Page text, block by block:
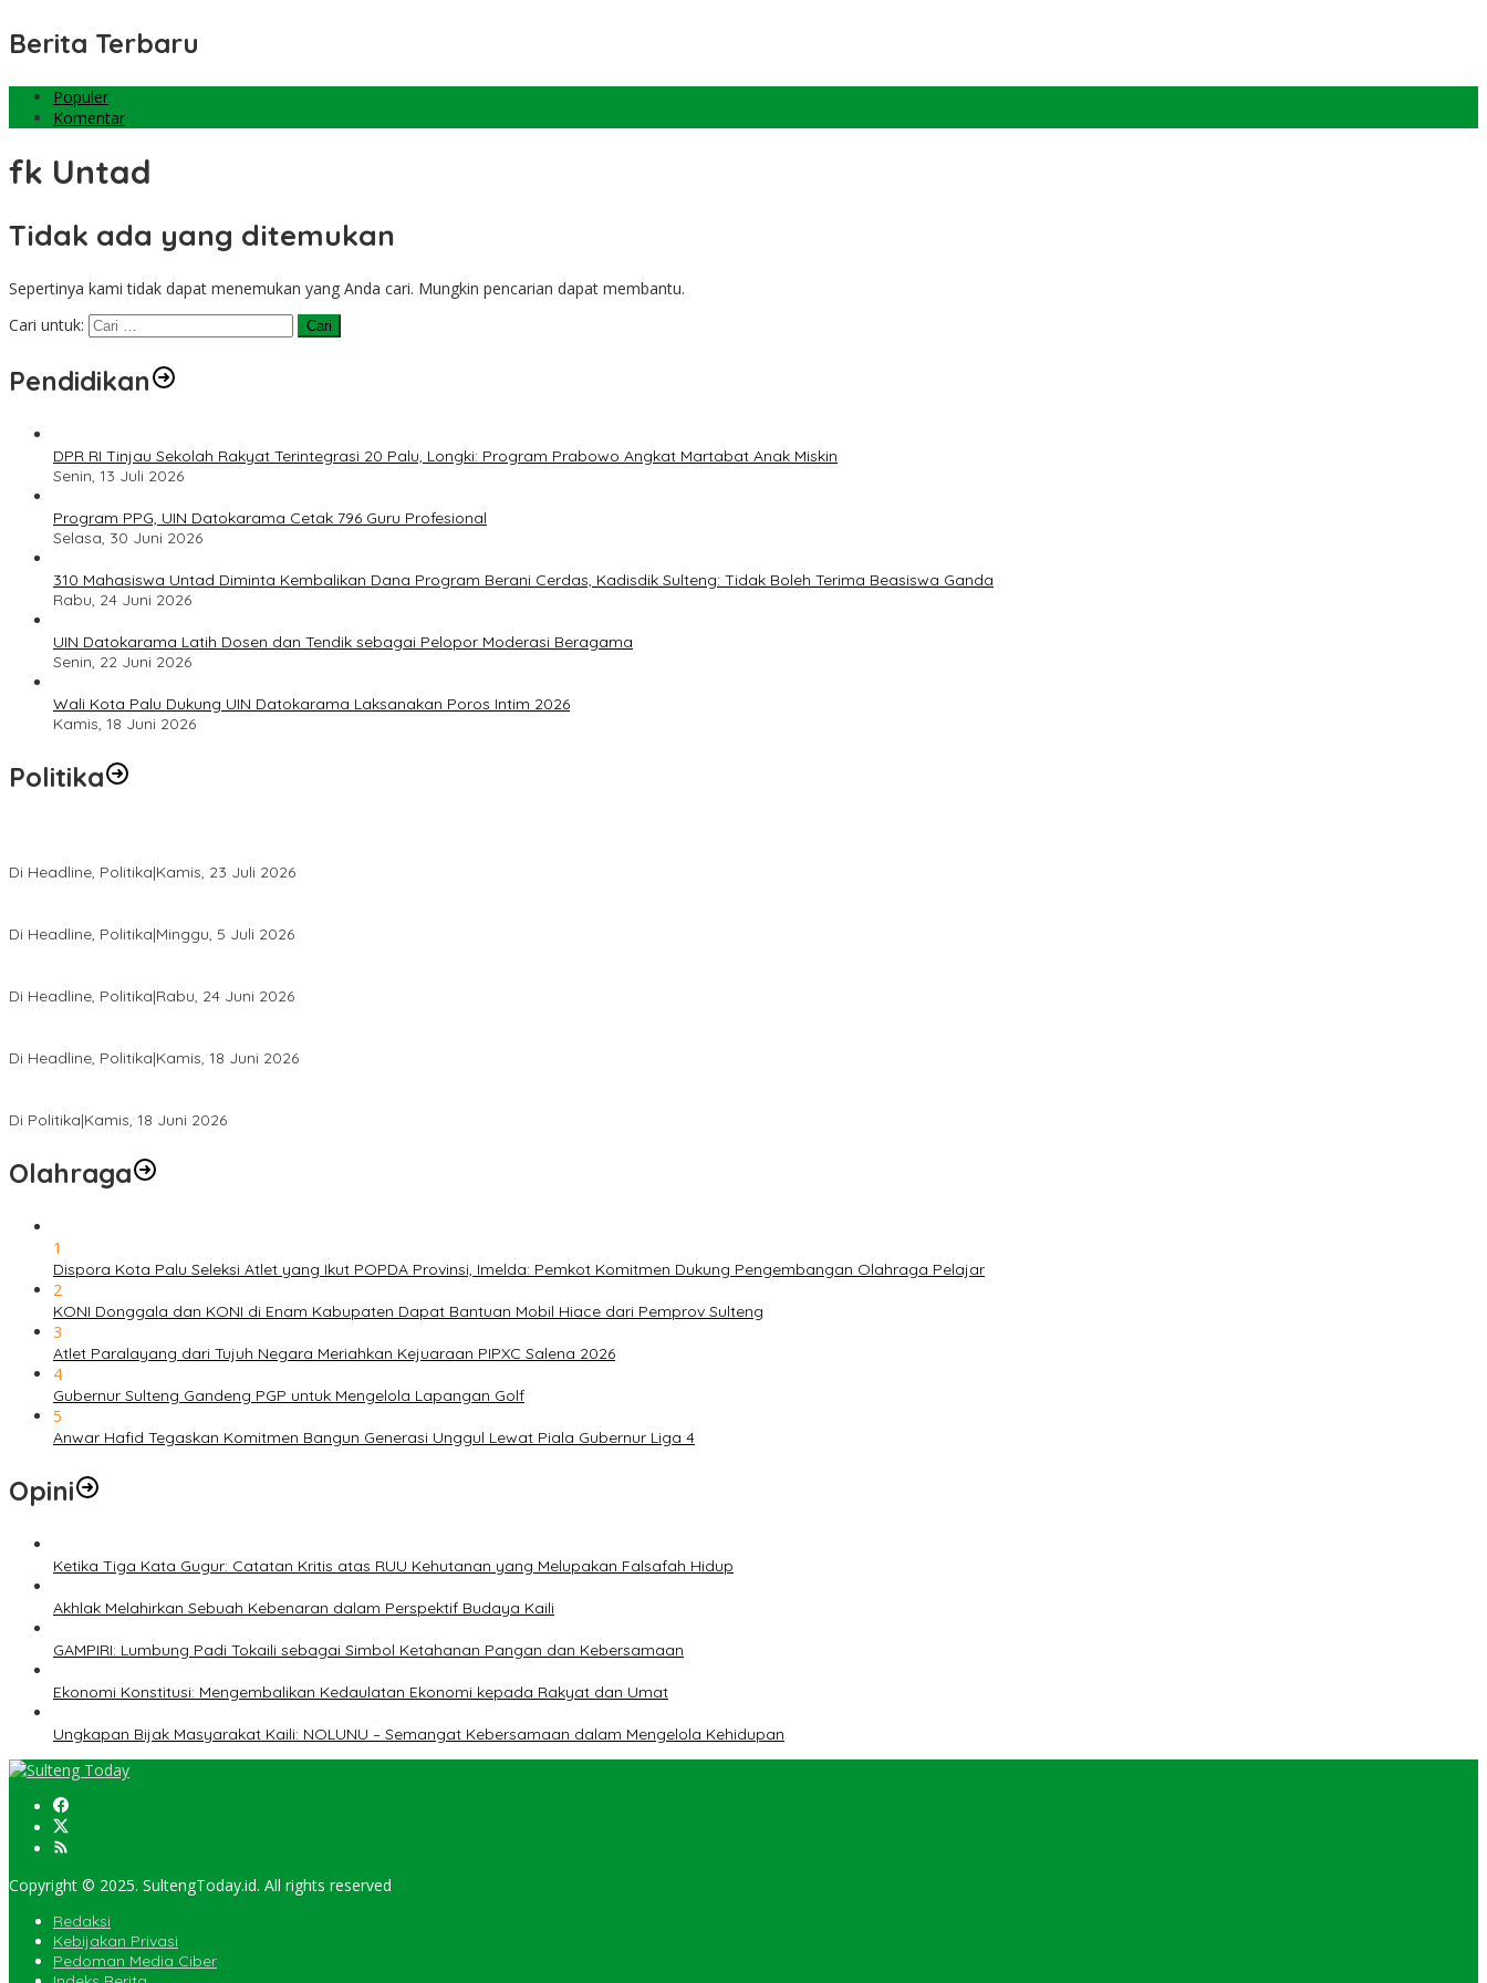
Berita Terbaru
Populer
Komentar
fk Untad
Tidak ada yang ditemukan
Sepertinya kami tidak dapat menemukan yang Anda cari. Mungkin pencarian dapat membantu.
Cari untuk:
Pendidikan
DPR RI Tinjau Sekolah Rakyat Terintegrasi 20 Palu, Longki: Program Prabowo Angkat Martabat Anak Miskin
Senin, 13 Juli 2026
Program PPG, UIN Datokarama Cetak 796 Guru Profesional
Selasa, 30 Juni 2026
310 Mahasiswa Untad Diminta Kembalikan Dana Program Berani Cerdas, Kadisdik Sulteng: Tidak Boleh Terima Beasiswa Ganda
Rabu, 24 Juni 2026
UIN Datokarama Latih Dosen dan Tendik sebagai Pelopor Moderasi Beragama
Senin, 22 Juni 2026
Wali Kota Palu Dukung UIN Datokarama Laksanakan Poros Intim 2026
Kamis, 18 Juni 2026
Politika
Di Headline, Politika|Kamis, 23 Juli 2026
Di Headline, Politika|Minggu, 5 Juli 2026
Di Headline, Politika|Rabu, 24 Juni 2026
Di Headline, Politika|Kamis, 18 Juni 2026
Di Politika|Kamis, 18 Juni 2026
Olahraga
1
Dispora Kota Palu Seleksi Atlet yang Ikut POPDA Provinsi, Imelda: Pemkot Komitmen Dukung Pengembangan Olahraga Pelajar
2
KONI Donggala dan KONI di Enam Kabupaten Dapat Bantuan Mobil Hiace dari Pemprov Sulteng
3
Atlet Paralayang dari Tujuh Negara Meriahkan Kejuaraan PIPXC Salena 2026
4
Gubernur Sulteng Gandeng PGP untuk Mengelola Lapangan Golf
5
Anwar Hafid Tegaskan Komitmen Bangun Generasi Unggul Lewat Piala Gubernur Liga 4
Opini
Ketika Tiga Kata Gugur: Catatan Kritis atas RUU Kehutanan yang Melupakan Falsafah Hidup
Akhlak Melahirkan Sebuah Kebenaran dalam Perspektif Budaya Kaili
GAMPIRI: Lumbung Padi Tokaili sebagai Simbol Ketahanan Pangan dan Kebersamaan
Ekonomi Konstitusi: Mengembalikan Kedaulatan Ekonomi kepada Rakyat dan Umat
Ungkapan Bijak Masyarakat Kaili: NOLUNU – Semangat Kebersamaan dalam Mengelola Kehidupan
Copyright © 2025. SultengToday.id. All rights reserved
Redaksi
Kebijakan Privasi
Pedoman Media Ciber